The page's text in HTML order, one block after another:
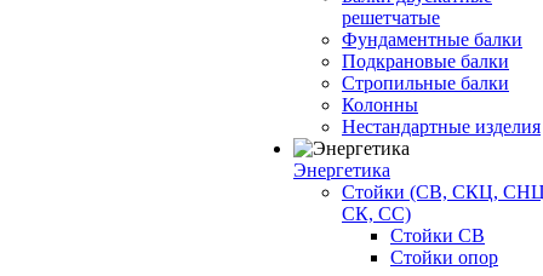
решетчатые
Фундаментные балки
Подкрановые балки
Стропильные балки
Колонны
Нестандартные изделия
Энергетика
Стойки (СВ, СКЦ,
СК, СС)
Стойки СВ
Стойки опор